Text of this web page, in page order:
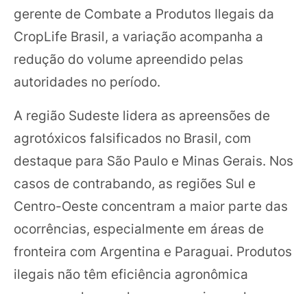
gerente de Combate a Produtos Ilegais da
CropLife Brasil, a variação acompanha a
redução do volume apreendido pelas
autoridades no período.
A região Sudeste lidera as apreensões de
agrotóxicos falsificados no Brasil, com
destaque para São Paulo e Minas Gerais. Nos
casos de contrabando, as regiões Sul e
Centro-Oeste concentram a maior parte das
ocorrências, especialmente em áreas de
fronteira com Argentina e Paraguai. Produtos
ilegais não têm eficiência agronômica